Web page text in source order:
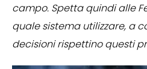
campo. Spetta quindi alle
quale sistema utilizzare, a
decisioni rispettino questi